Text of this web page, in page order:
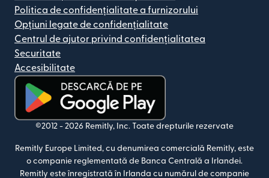
Politica de confidențialitate a furnizorului
Opțiuni legate de confidențialitate
Centrul de ajutor privind confidențialitatea
Securitate
Accesibilitate
(se deschide într-o fereastră nouă)
©2012 - 2026 Remitly, Inc. Toate drepturile rezervate
Remitly Europe Limited, cu denumirea comercială Remitly, este
o companie reglementată de Banca Centrală a Irlandei.
Remitly este înregistrată în Irlanda cu numărul de companie